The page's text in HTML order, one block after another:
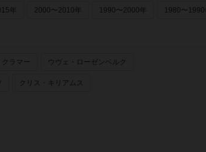
年 2000〜2010年 1990〜2000年 1980〜1990
クラマー ウヴェ・ローゼンベルク
クリス・キリアムス